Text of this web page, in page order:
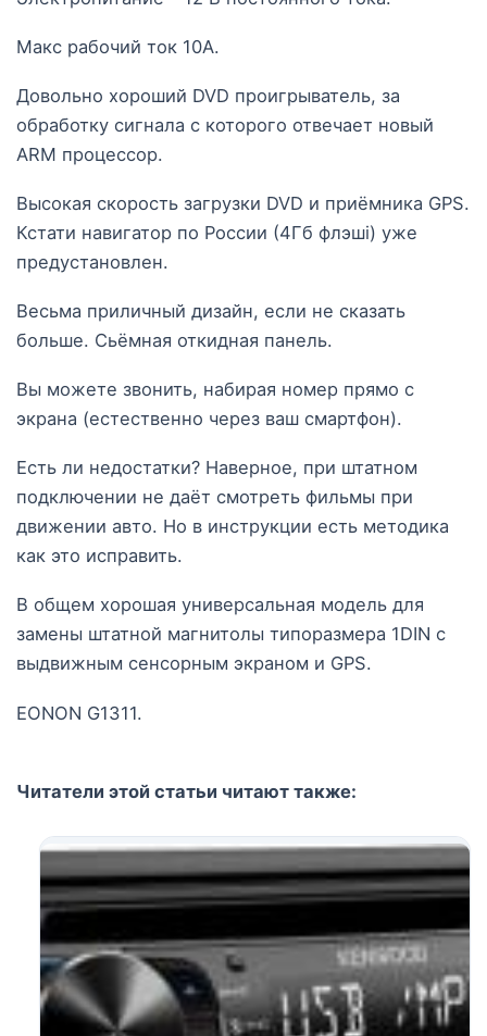
Макс рабочий ток 10А.
Довольно хороший DVD проигрыватель, за
обработку сигнала с которого отвечает новый
ARM процессор.
Высокая скорость загрузки DVD и приёмника GPS.
Кстати навигатор по России (4Гб флэшi) уже
предустановлен.
Весьма приличный дизайн, если не сказать
больше. Сьёмная откидная панель.
Вы можете звонить, набирая номер прямо с
экрана (естественно через ваш смартфон).
Есть ли недостатки? Наверное, при штатном
подключении не даёт смотреть фильмы при
движении авто. Но в инструкции есть методика
как это исправить.
В общем хорошая универсальная модель для
замены штатной магнитолы типоразмера 1DIN с
выдвижным сенсорным экраном и GPS.
EONON G1311.
Читатели этой статьи читают также: